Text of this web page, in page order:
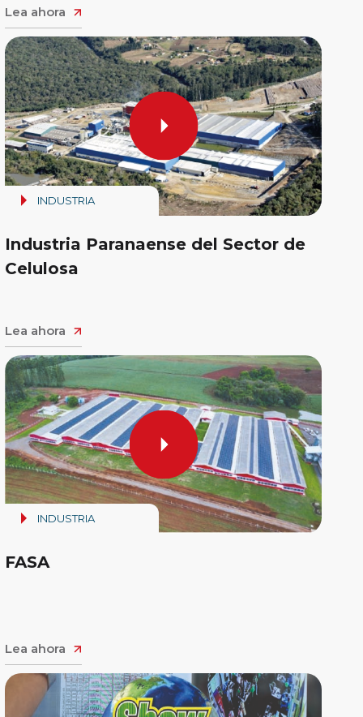
Lea ahora
INDUSTRIA
Industria Paranaense del Sector de
Celulosa
Lea ahora
INDUSTRIA
FASA
Lea ahora